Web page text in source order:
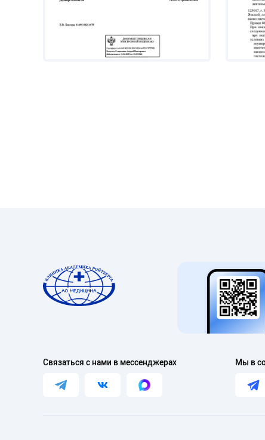
Связаться с нами в мессенджерах Мы в